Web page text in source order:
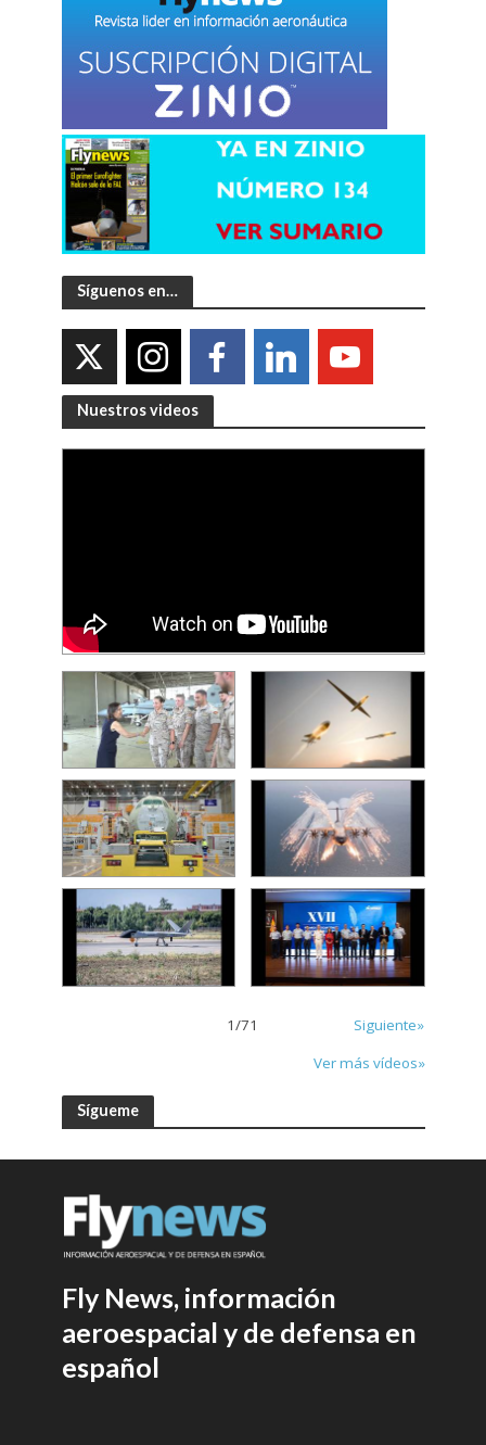
Síguenos en…
Nuestros videos
1/71
Siguiente»
Ver más vídeos»
Sígueme
Fly News, información
aeroespacial y de defensa en
español